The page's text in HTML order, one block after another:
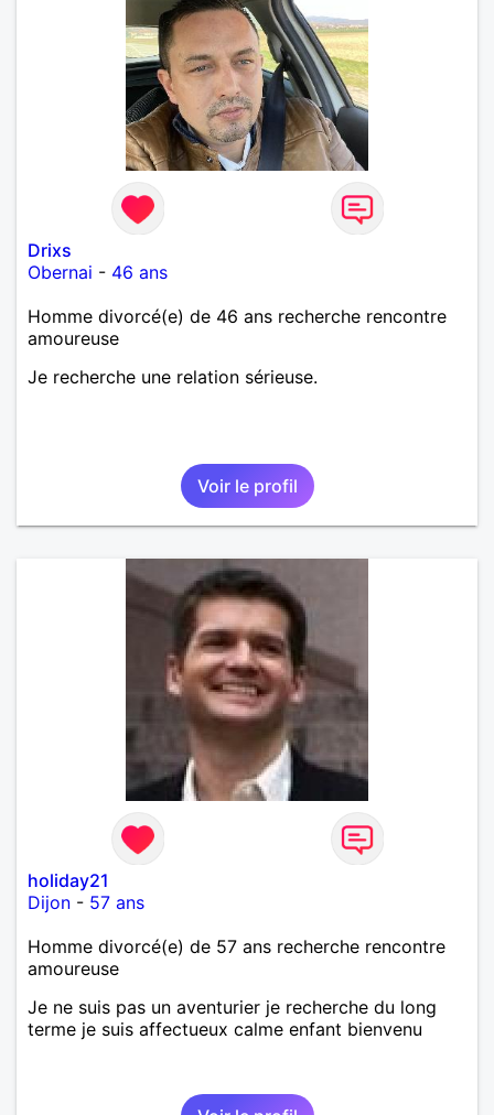
Drixs
Obernai - 46 ans
Homme divorcé(e) de 46 ans recherche rencontre
amoureuse
Je recherche une relation sérieuse.
Voir le profil
holiday21
Dijon - 57 ans
Homme divorcé(e) de 57 ans recherche rencontre
amoureuse
Je ne suis pas un aventurier je recherche du long
terme je suis affectueux calme enfant bienvenu